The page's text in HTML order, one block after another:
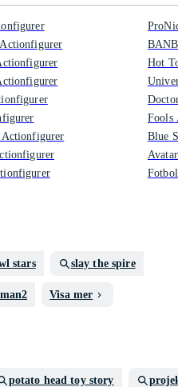
Actionfigurer
Hot
Fools
Blue
stars slay the spire
Visa mer
potato head toy story